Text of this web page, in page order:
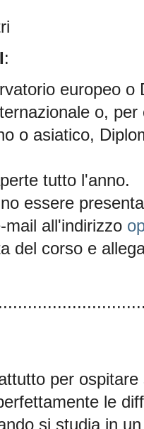
:
europeo
o,
o asiatico,
tutto l'anno.
essere
mail all'indirizzo
del corso e
per
le
si studia in